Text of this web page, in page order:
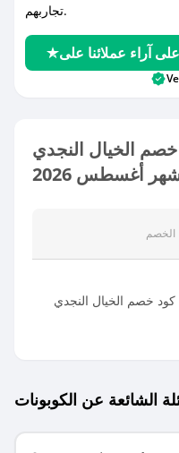
تجاربهم.
الخيال النجدي
أغسطس 2026
الخصم
كود خصم الخيال النجدي
الشائعة عن الكوبونات